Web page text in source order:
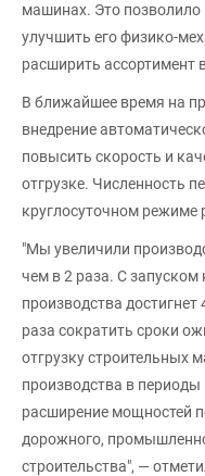
машинах. Это позволило
улучшить его физико-
расширить ассортимент
В ближайшее время на
внедрение
повысить скорость и
отгрузке. Численность
круглосуточном режиме
"Мы увеличили
чем в 2 раза. С
производства
раза сократить сроки
отгрузку строительных
производства в
расширение мощностей
дорожного,
строительства", —